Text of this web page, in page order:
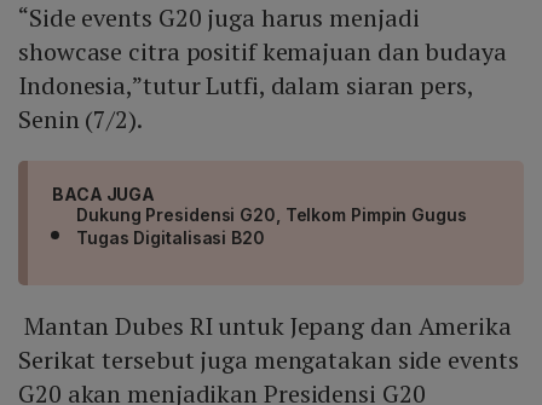
“Side events G20 juga harus menjadi
showcase citra positif kemajuan dan budaya
Indonesia,”tutur Lutfi, dalam siaran pers,
Senin (7/2).
BACA JUGA
Dukung Presidensi G20, Telkom Pimpin Gugus
Tugas Digitalisasi B20
Mantan Dubes RI untuk Jepang dan Amerika
Serikat tersebut juga mengatakan side events
G20 akan menjadikan Presidensi G20